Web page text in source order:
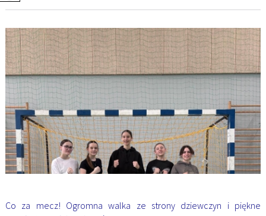
Co za mecz! Ogromna walka ze strony dziewczyn i piękne